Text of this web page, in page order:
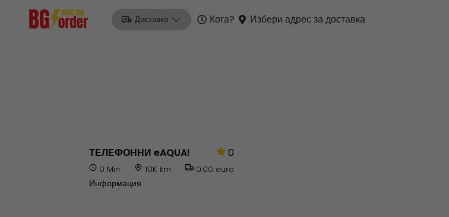
Доставка Кога? Избери адрес за доставка
ТЕЛЕФОННИ eAQUA! 0
0 Min 10K km 0.00 euro
Информация